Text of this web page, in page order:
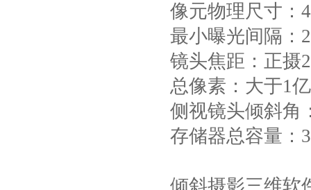
像元物理尺寸：
最小曝光间隔：
镜头焦距：正摄
总像素：大于1
侧视镜头倾斜角
存储器总容量：